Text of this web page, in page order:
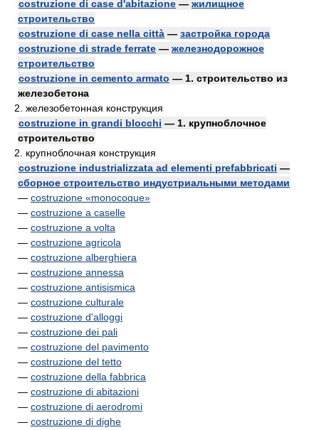
costruzione di case d'abitazione — жилищное
строительство
costruzione di case nella città — застройка города
costruzione di strade ferrate — железнодорожное
строительство
costruzione in cemento armato — 1. строительство из
железобетона
2. железобетонная конструкция
costruzione in grandi blocchi — 1. крупноблочное
строительство
2. крупноблочная конструкция
costruzione industrializzata ad elementi prefabbricati —
сборное строительство индустриальными методами
— costruzione «monocoque»
— costruzione a caselle
— costruzione a volta
— costruzione agricola
— costruzione alberghiera
— costruzione annessa
— costruzione antisismica
— costruzione culturale
— costruzione d'alloggi
— costruzione dei pali
— costruzione del pavimento
— costruzione del tetto
— costruzione della fabbrica
— costruzione di abitazioni
— costruzione di aerodromi
— costruzione di dighe